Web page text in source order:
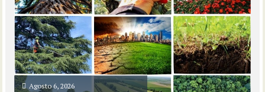
Agosto 6, 2026